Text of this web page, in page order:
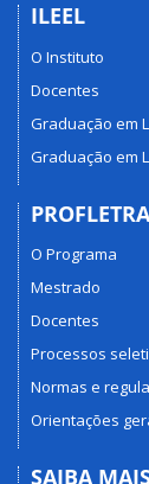
ILEEL
O Instituto
Docentes
Graduação em
Graduação em
O Programa
Mestrado
Docentes
Processos
Normas e
Orientações
SAIBA